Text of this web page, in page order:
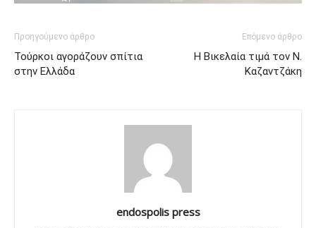
Προηγούμενο άρθρο
Τούρκοι αγοράζουν σπίτια
στην Ελλάδα
Επόμενο άρθρο
Η Βικελαία τιμά τον Ν.
Καζαντζάκη
endospolis press